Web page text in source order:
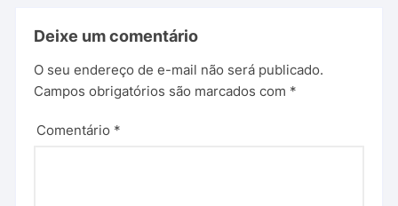
Deixe um comentário
O seu endereço de e-mail não será publicado.
Campos obrigatórios são marcados com *
Comentário *